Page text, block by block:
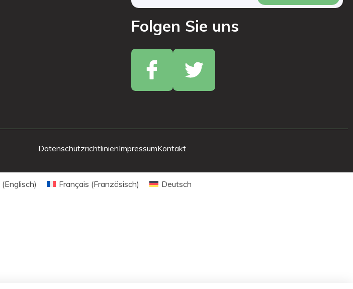
Folgen Sie uns
DatenschutzrichtlinienImpressumKontakt
(Englisch) Français (Französisch) Deutsch